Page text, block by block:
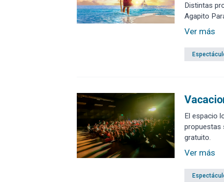
Distintas
Agapito
Ver más
El espacio
propuestas
gratuito.
Ver más